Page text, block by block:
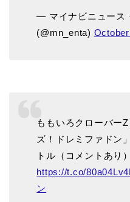
— マイナビニュース
(@mn_enta)
ももいろクローバー
ズ！ドレミファドン
トル（コメントあり）
https://t.co/
ン